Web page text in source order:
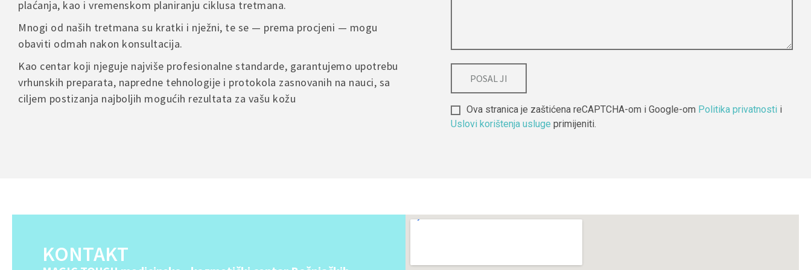
comment.
A
l
t
e
plaćanja, kao i vremenskom planiranju ciklusa tretmana.
Mnogi od naših tretmana su kratki i nježni, te se — prema procjeni — mogu
obaviti odmah nakon konsultacija.
Kao centar koji njeguje najviše profesionalne standarde, garantujemo upotrebu
vrhunskih preparata, napredne tehnologije i protokola zasnovanih na nauci, sa
ciljem postizanja najboljih mogućih rezultata za vašu kožu
Ova stranica je zaštićena reCAPTCHA-om i Google-om Politika privatnosti i
Uslovi korištenja usluge primijeniti.
KONTAKT